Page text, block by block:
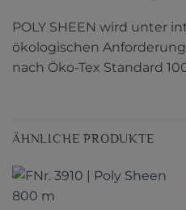
POLY SHEEN wird unter
ökologischen
nach Öko-Tex Standard
ÄHNLICHE PRODUKTE